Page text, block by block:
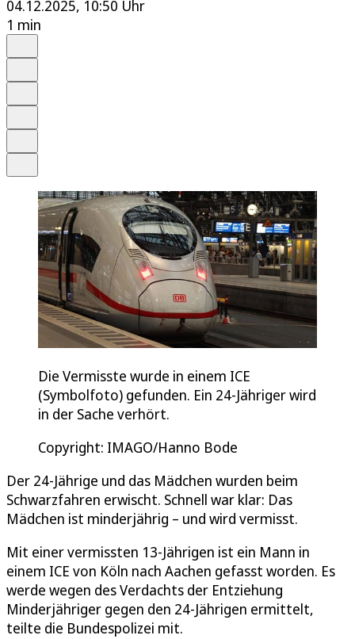
04.12.2025, 10:50 Uhr
1 min
Die Vermisste wurde in einem ICE
(Symbolfoto) gefunden. Ein 24-Jähriger wird
in der Sache verhört.
Copyright: IMAGO/Hanno Bode
Der 24-Jährige und das Mädchen wurden beim
Schwarzfahren erwischt. Schnell war klar: Das
Mädchen ist minderjährig – und wird vermisst.
Mit einer vermissten 13-Jährigen ist ein Mann in
einem ICE von Köln nach Aachen gefasst worden. Es
werde wegen des Verdachts der Entziehung
Minderjähriger gegen den 24-Jährigen ermittelt,
teilte die Bundespolizei mit.